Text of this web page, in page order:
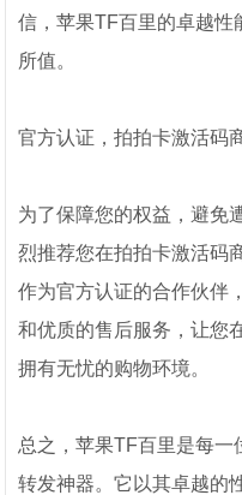
信，苹果TF百里的卓越性
所值。
官方认证，拍拍卡激活码
为了保障您的权益，避免
烈推荐您在拍拍卡激活码
作为官方认证的合作伙伴
和优质的售后服务，让您
拥有无忧的购物环境。
总之，苹果TF百里是每
转发神器。它以其卓越的